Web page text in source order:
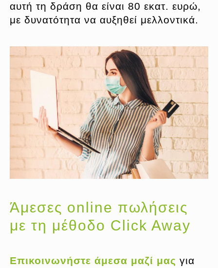
αυτή τη δράση θα είναι 80 εκατ. ευρώ,
με δυνατότητα να αυξηθεί μελλοντικά.
Άμεσες online πωλήσεις
με τη μέθοδο Click Away
Επικοινωνήστε άμεσα μαζί μας για